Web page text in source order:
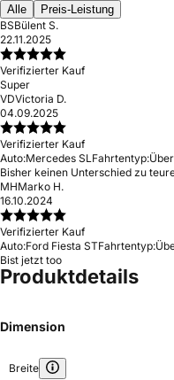
Alle
Preis-Leistung
BSBülent S.
22.11.2025
Verifizierter Kauf
Super
VDVictoria D.
04.09.2025
Verifizierter Kauf
Auto:Mercedes SL Fahrtentyp:
Bisher keinen Unterschied zu
MHMarko H.
16.10.2024
Verifizierter Kauf
Auto:Ford Fiesta STFahrtentyp:
Bist jetzt too
Produktdetails
Dimension
Breite